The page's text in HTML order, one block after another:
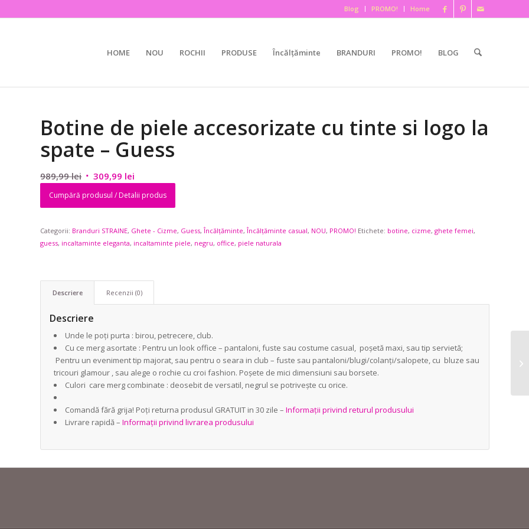
Blog PROMO! Home
HOME NOU ROCHII PRODUSE Încălțăminte BRANDURI PROMO! BLOG
Botine de piele accesorizate cu tinte si logo la
spate – Guess
989,99lei Prețul
inițial
989,99 lei.
309,99 lei
curent
Cumpără produsul / Detalii produs
Categorii: Branduri STRAINE, Ghete - Cizme, Guess,Încălțăminte,Încălțăminte casual, NOU, PROMO! Etichete: botine, cizme,ghete femei,
guess, incaltaminte eleganta, incaltaminte piele, negru, office, piele naturala
Descriere Recenzii (0)
Descriere
Unde le poți purta : birou, petrecere, club.
Cu ce merg asortate : Pentru un look office – pantaloni, fuste sau costume casual, poșetă maxi, sau tip servietă;
Pentru un eveniment tip majorat, sau pentru o seara in club – fuste sau pantaloni/blugi/colanți/salopete, cu bluze sau
tricouri glamour , sau alege o rochie cu croi fashion. Poșete de mici dimensiuni sau borsete.
Culori care merg combinate : deosebit de versatil, negrul se potrivește cu orice.
Comandă fără grija! Poți returna produsul GRATUIT in 30 zile – Informații privind returul produsului
Livrare rapidă –Informații privind livrarea produsului